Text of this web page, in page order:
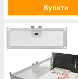
Купити